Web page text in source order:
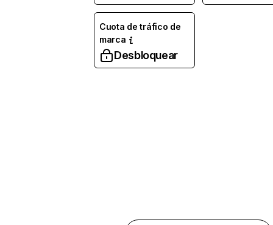
Cuota de tráfico de
marca
Desbloquear